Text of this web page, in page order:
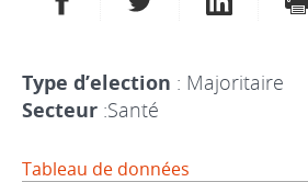
Type d’election : Majoritaire
Secteur :Santé
Tableau de données